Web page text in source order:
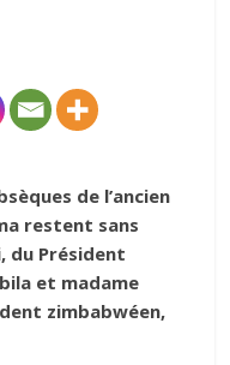
de l’ancien
restent sans
du Président
et madame
zimbabwéen,